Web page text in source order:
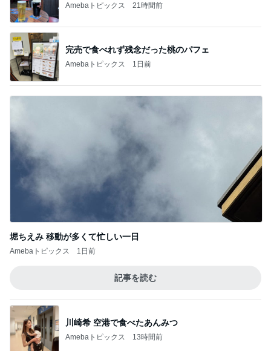
Amebaトピックス 21時間前
完売で食べれず残念だった桃のパフェ
Amebaトピックス 1日前
堀ちえみ 移動が多くて忙しい一日
Amebaトピックス 1日前
記事を読む
川崎希 空港で食べたあんみつ
Amebaトピックス 13時間前